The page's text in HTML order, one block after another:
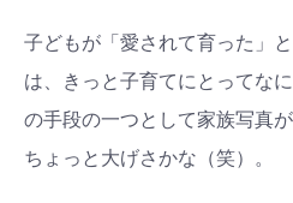
子どもが「愛されて育った」
は、きっと子育てにとってな
の手段の一つとして家族写真
ちょっと大げさかな（笑）。